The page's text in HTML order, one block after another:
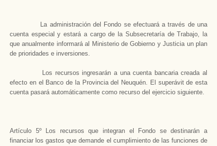
La administración del Fondo se efectuará a través de una
cuenta especial y estará a cargo de la Subsecretaría de Trabajo, la
que anualmente informará al Ministerio de Gobierno y Justicia un plan
de prioridades e inversiones.
Los recursos ingresarán a una cuenta bancaria creada al
efecto en el Banco de la Provincia del Neuquén. El superávit de esta
cuenta pasará automáticamente como recurso del ejercicio siguiente.
Artículo 5º Los recursos que integran el Fondo se destinarán a
financiar los gastos que demande el cumplimiento de las funciones de